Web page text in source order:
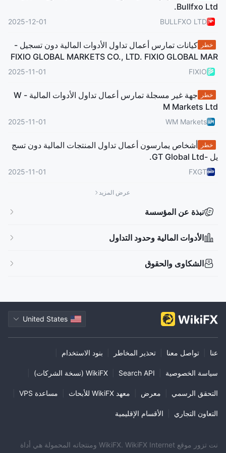
Bullfxo Ltd.
BULLFXO LTD
2025-12-01
خطر كيانات تمارس أعمال تداول الأدوات المالية دون تسجيل -
FIXIO GLOBAL MARKETS CO., LTD. FIXIO GLOBAL MAR
KETS LIMITED PREX MARKETS LTD
FIXIO
2025-11-01
خطر
جهة غير مسجلة تمارس أعمال تداول الأدوات المالية - W
M Markets Ltd
WM Markets
2025-11-01
خطر
أشخاص يمارسون أعمال تداول المنتجات المالية دون تسج
يل -GT Global Ltd.
FXGT
2025-11-01
عرض المزيد
نبذة عن المؤسسة
الأدوات المالية وحدود التداول
الشكاوى والحقوق
United States
عنا تواصل معنا تحذير المخاطر بنود الاستخدام
سياسة الخصوصية Search API WikiFX (نسخة الشركات)
التحقق الرسمي معرض معهد WikiFX للأبحاث مساعدة VPS
التعاون التجاري الأقسام الإقليمية
نت تزور موقع WikiFX. WikiFX Internet ومنتجاته المحمولة هي أداة